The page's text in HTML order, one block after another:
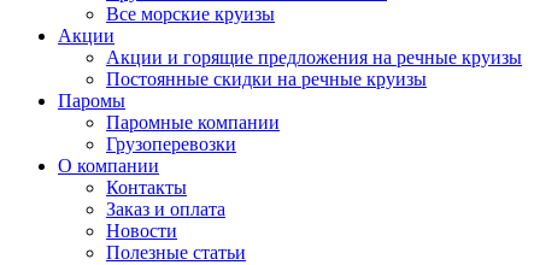
Все морские круизы
Акции
Акции и горящие предложения на речные круизы
Постоянные скидки на речные круизы
Паромы
Паромные компании
Грузоперевозки
О компании
Контакты
Заказ и оплата
Новости
Полезные статьи